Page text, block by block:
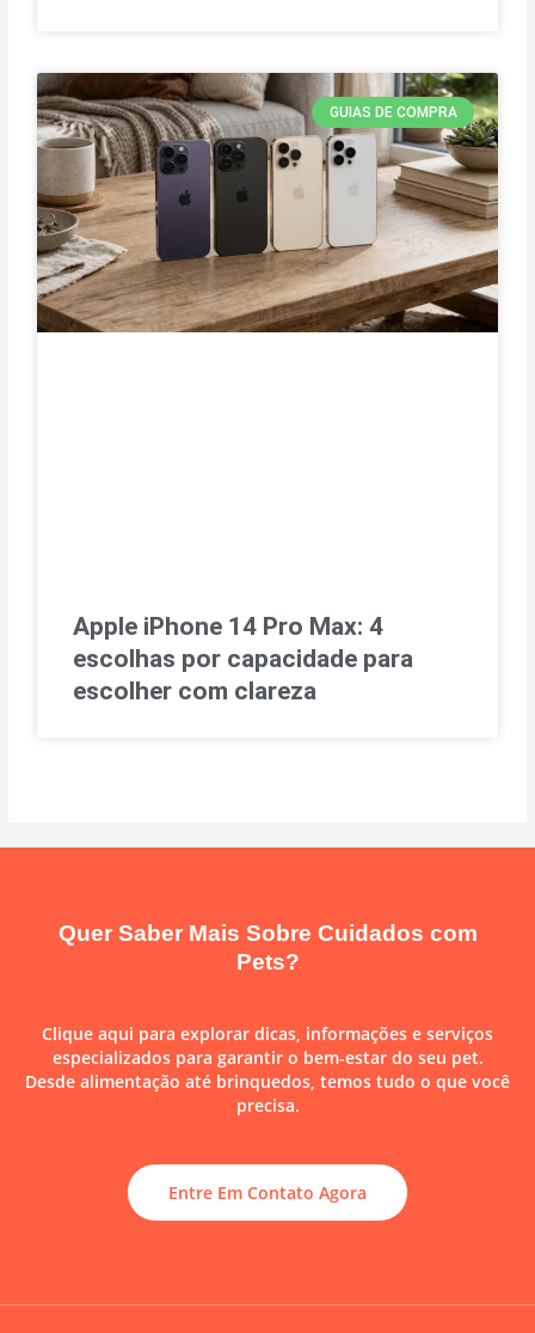
GUIAS DE COMPRA
Apple iPhone 14 Pro Max: 4
escolhas por capacidade para
escolher com clareza
Quer Saber Mais Sobre Cuidados com
Pets?
Clique aqui para explorar dicas, informações e serviços
especializados para garantir o bem-estar do seu pet.
Desde alimentação até brinquedos, temos tudo o que você
precisa.
Entre Em Contato Agora